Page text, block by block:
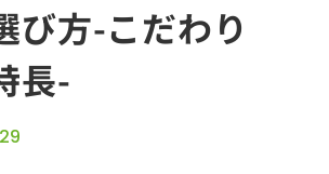
び方-こだわり
長-